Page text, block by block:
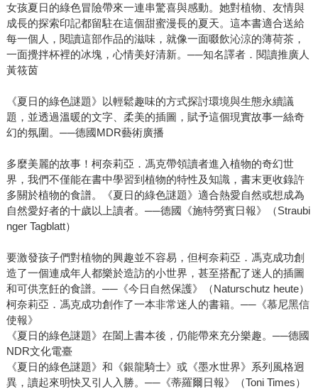
女孩夏日的綠色冒險帶來一連串驚喜與感動。她對植物、友情與
成長的探索印記都留駐在這個甜蜜漫長的夏天。這本書適合送給
每一個人，閱讀這部作品的滋味，就像一面啜飲沁涼的薄荷茶，
一面攪拌杯裡的冰塊，心情美好清新。──知名譯者．閱讀推廣人
黃筱茵
《夏日的綠色謎題》以輕鬆趣味的方式探討環境與生態永續議
題，並透過溫暖的文字、柔美的插圖，賦予這個現實故事一絲奇
幻的氛圍。──德國MDR藝術廣播
多麼美麗的故事！柯奈莉亞．馮克帶領讀者進入植物的奇幻世
界，我們不僅能在書中學習到植物的特性及知識，書末更收錄許
多關於植物的食譜。《夏日的綠色謎題》適合熱愛自然或想成為
自然愛好者的十歲以上讀者。──德國《施特勞賓日報》（Straubi
nger Tagblatt）
要激發孩子們對植物的興趣並不容易，但柯奈莉亞．馮克成功創
造了一個連成年人都樂於造訪的小世界，甚至搭配了迷人的插圖
和可供烹飪的食譜。──《今日自然保護》（Naturschutz heute）
柯奈莉亞．馮克成功創作了一本非常迷人的書籍。──《慕尼黑信
使報》
《夏日的綠色謎題》在闔上書本後，仍能帶來充分樂趣。──德國
NDR文化電臺
《夏日的綠色謎題》和《銀龍騎士》或《墨水世界》系列風格迥
異，讀起來明快又引人入勝。──《蒂羅爾日報》（Toni Times）